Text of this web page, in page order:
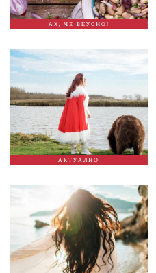
АХ, ЧЕ ВКУСНО!
АКТУАЛНО